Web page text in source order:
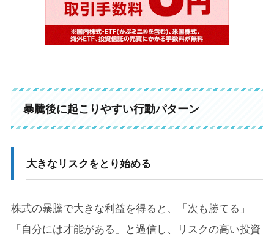
暴騰後に起こりやすい行動パターン
大きなリスクをとり始める
株式の暴騰で大きな利益を得ると、「次も勝てる」
「自分には才能がある」と過信し、リスクの高い投資